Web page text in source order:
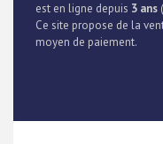
est en ligne depuis 3 ans
Ce site propose de la
moyen de paiement.